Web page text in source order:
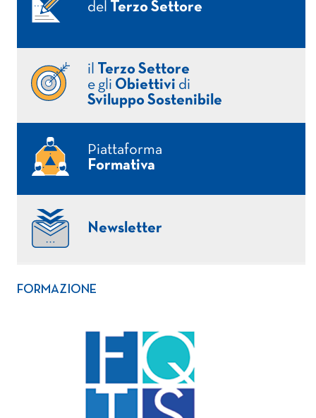
del
Terzo Settore
il
Terzo Settore
e gli Obiettivi di
Sviluppo Sostenibile
Piattaforma
Formativa
Newsletter
FORMAZIONE